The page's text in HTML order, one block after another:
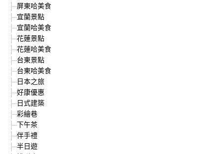
屏東哈美食
宜蘭景點
宜蘭哈美食
花蓮景點
花蓮哈美食
台東景點
台東哈美食
日本之旅
好康優惠
日式建築
彩繪巷
下午茶
伴手禮
半日遊